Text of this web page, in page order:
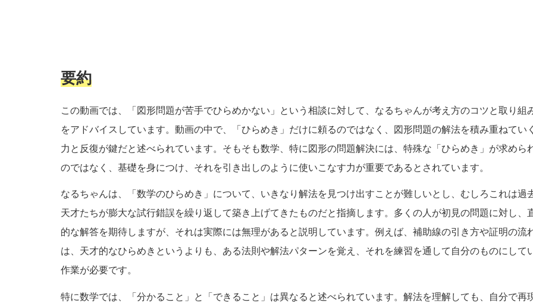
要約
この動画では、「図形問題が苦手でひらめかない」という相談に対して、なるちゃんが考え方のコツと取り組
をアドバイスしています。動画の中で、「ひらめき」だけに頼るのではなく、図形問題の解法を積み重ねてい
力と反復が鍵だと述べられています。そもそも数学、特に図形の問題解決には、特殊な「ひらめき」が求めら
のではなく、基礎を身につけ、それを引き出しのように使いこなす力が重要であるとされています。
なるちゃんは、「数学のひらめき」について、いきなり解法を見つけ出すことが難しいとし、むしろこれは過
天才たちが膨大な試行錯誤を繰り返して築き上げてきたものだと指摘します。多くの人が初見の問題に対し、
的な解答を期待しますが、それは実際には無理があると説明しています。例えば、補助線の引き方や証明の流
は、天才的なひらめきというよりも、ある法則や解法パターンを覚え、それを練習を通して自分のものにして
作業が必要です。
特に数学では、「分かること」と「できること」は異なると述べられています。解法を理解しても、自分で再